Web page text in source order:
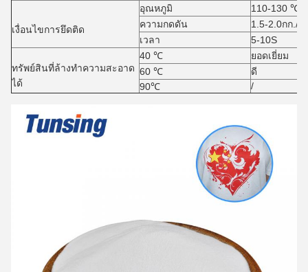
เงื่อนไขการยึดติด
อุณหภูมิ
110-130 ℃
ความกดดัน
1.5-2.0กก./ซ
เวลา
5-10S
ทรัพย์สินที่ล้างทำความสะอาด
ได้
40 ℃
ยอดเยี่ยม
60 ℃
ดี
90℃
/